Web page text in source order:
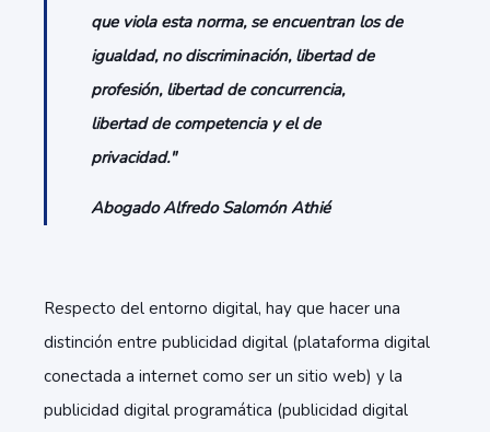
que viola esta norma, se encuentran los de
igualdad, no discriminación, libertad de
profesión, libertad de concurrencia,
libertad de competencia y el de
privacidad."
Abogado Alfredo Salomón Athié
Respecto del entorno digital, hay que hacer una
distinción entre publicidad digital (plataforma digital
conectada a internet como ser un sitio web) y la
publicidad digital programática (publicidad digital